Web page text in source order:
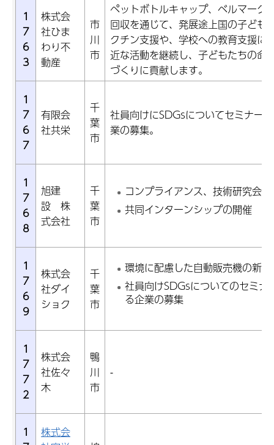
1
7
6
3
株式会
社ひま
わり不
動産
市
川
市
ペットボトルキャップ、ベルマーク
回収を通じて、発展途上国の子ども
クチン支援や、学校への教育支援に
近な活動を継続し、子どもたちの命
づくりに貢献します。
1
7
6
7
有限会
社共栄
千
葉
市
社員向けにSDGsについてセミナー
業の募集。
1
7
6
8
旭建
設 株
式会社
千
葉
市
コンプライアンス、技術研究会
共同インターンシップの開催
1
7
6
9
株式会
社ダイ
ショク
千
葉
市
環境に配慮した自動販売機の新
社員向けSDGsについてのセミナ
る企業の募集
1
7
7
2
株式会
社佐々
木
鴨
川
市
-
1
株式会